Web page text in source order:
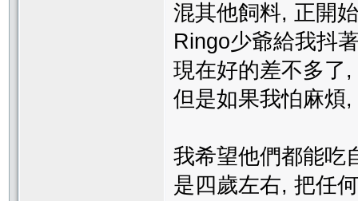
混其他飼料, 正開
Ringo少爺給我抖
現在好的差不多了
但是如果我怕麻煩
我希望他們都能吃
是四歲左右, 把任